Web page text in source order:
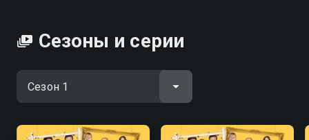
имущества, знакомство с родственниками — все
испытания теперь Ивановы проходят бок о бок.
Ссоры и скандалы сменяются поддержкой и
взаимовыручкой, а после черной полосы всегда
наступает белая.
Посмотреть онлайн 1 сезон сериала Ивановы -
Сезоны и серии